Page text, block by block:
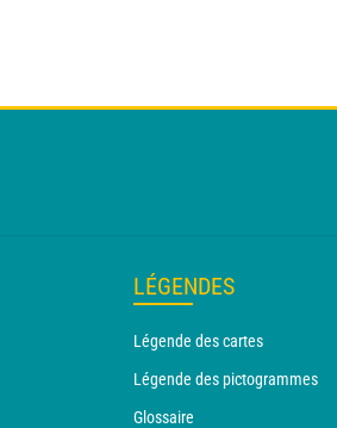
LÉGENDES
Légende des cartes
Légende des pictogrammes
Glossaire